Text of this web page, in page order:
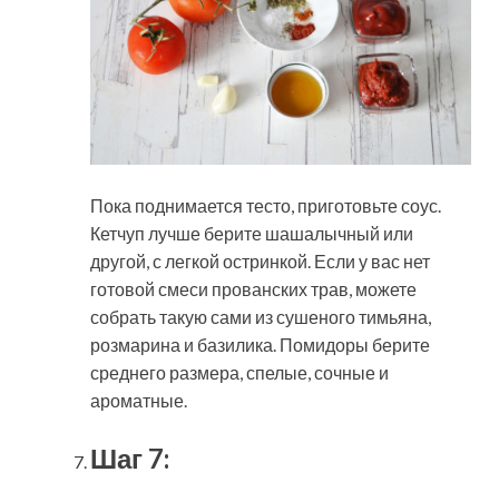
Пока поднимается тесто, приготовьте соус.
Кетчуп лучше берите шашалычный или
другой, с легкой остринкой. Если у вас нет
готовой смеси прованских трав, можете
собрать такую сами из сушеного тимьяна,
розмарина и базилика. Помидоры берите
среднего размера, спелые, сочные и
ароматные.
Шаг 7: